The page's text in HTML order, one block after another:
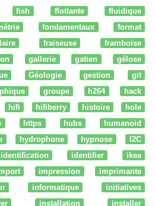
fish flottante
fluidique
fondamentaux
format
fraiseuse
framboise
gallerie gatien
gélose
Géologie gestion
git
groupe h264
hack
hifi hifiberry histoire
hole
https hubs
humanoid
hydrophone hypnose
I2C
identification identifier
ikea
impression
imprimante
informatique
initiatives
installation installer